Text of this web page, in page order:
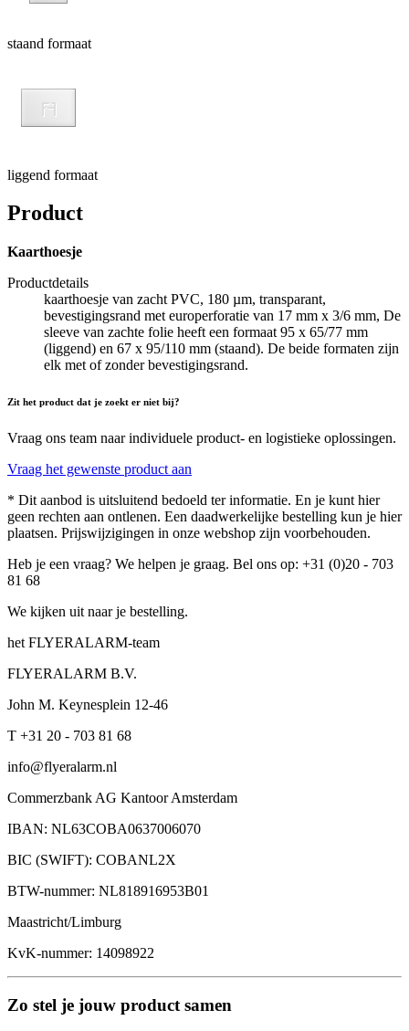
staand formaat
liggend formaat
Product
Kaarthoesje
Productdetails
kaarthoesje van zacht PVC, 180 µm, transparant,
bevestigingsrand met europerforatie van 17 mm x 3/6 mm, De
sleeve van zachte folie heeft een formaat 95 x 65/77 mm
(liggend) en 67 x 95/110 mm (staand). De beide formaten zijn
elk met of zonder bevestigingsrand.
Zit het product dat je zoekt er niet bij?
Vraag ons team naar individuele product- en logistieke oplossingen.
Vraag het gewenste product aan
* Dit aanbod is uitsluitend bedoeld ter informatie. En je kunt hier
geen rechten aan ontlenen. Een daadwerkelijke bestelling kun je hier
plaatsen. Prijswijzigingen in onze webshop zijn voorbehouden.
Heb je een vraag? We helpen je graag. Bel ons op: +31 (0)20 - 703
81 68
We kijken uit naar je bestelling.
het FLYERALARM-team
FLYERALARM B.V.
John M. Keynesplein 12-46
T +31 20 - 703 81 68
info@flyeralarm.nl
Commerzbank AG Kantoor Amsterdam
IBAN: NL63COBA0637006070
BIC (SWIFT): COBANL2X
BTW-nummer: NL818916953B01
Maastricht/Limburg
KvK-nummer: 14098922
Zo stel je jouw product samen